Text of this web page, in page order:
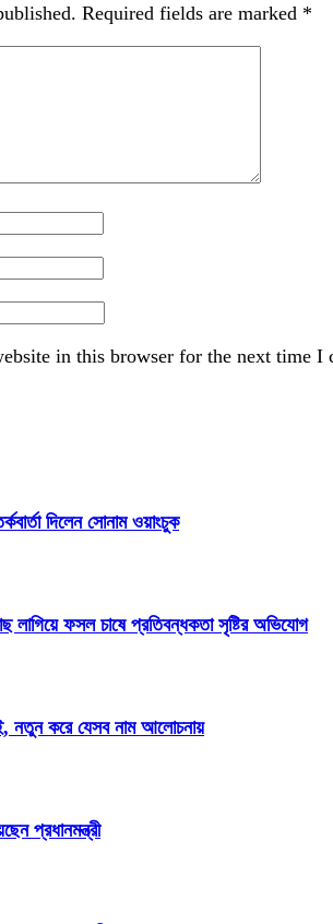
Required fields are marked *
in this browser for the next time I
দিলেন সোনাম ওয়াংচুক
লাগিয়ে ফসল চাষে প্রতিবন্ধকতা সৃষ্টির অভিযোগ
নতুন করে যেসব নাম আলোচনায়
প্রধানমন্ত্রী